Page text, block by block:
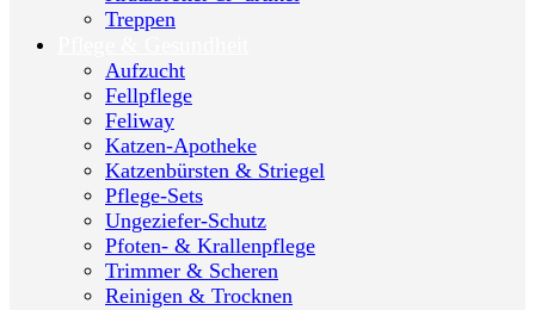
Treppen
Aufzucht
Fellpflege
Feliway
Katzen-Apotheke
Katzenbürsten & Striegel
Pflege-Sets
Ungeziefer-Schutz
Pfoten- & Krallenpflege
Trimmer & Scheren
Reinigen & Trocknen